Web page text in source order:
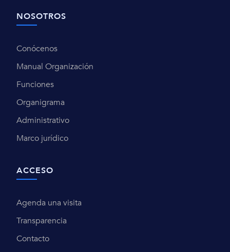
NOSOTROS
Conócenos
Manual Organización
Funciones
Organigrama
Administrativo
Marco jurídico
ACCESO
Agenda una visita
Transparencia
Contacto